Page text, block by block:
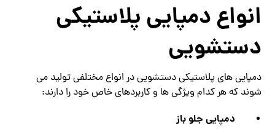
انواع دمپایی پلاستیکی
دستشویی
دمپایی های پلاستیکی دستشویی در انواع مختلفی تولید می
شوند که هر کدام ویژگی ها و کاربردهای خاص خود را دارند:
دمپایی جلو باز